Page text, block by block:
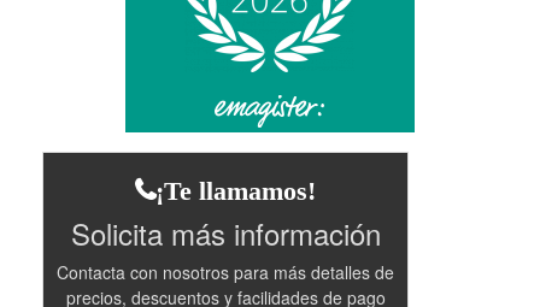
¡Te llamamos!
Solicita más información
Contacta con nosotros para más detalles de
precios, descuentos y facilidades de pago